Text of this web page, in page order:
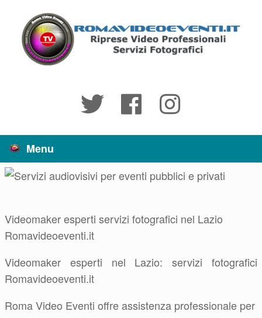
contenuto
Menu
Videomaker esperti servizi fotografici nel Lazio
Romavideoeventi.it
Videomaker esperti nel Lazio: servizi fotografici
Romavideoeventi.it
Roma Video Eventi offre assistenza professionale per